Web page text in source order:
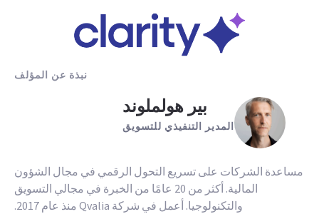
نبذة عن المؤلف
بير هولملوند
المدير التنفيذي للتسويق
مساعدة الشركات على تسريع التحول الرقمي في مجال الشؤون
المالية. أكثر من 20 عامًا من الخبرة في مجالي التسويق
والتكنولوجيا. أعمل في شركة Qvalia منذ عام 2017.